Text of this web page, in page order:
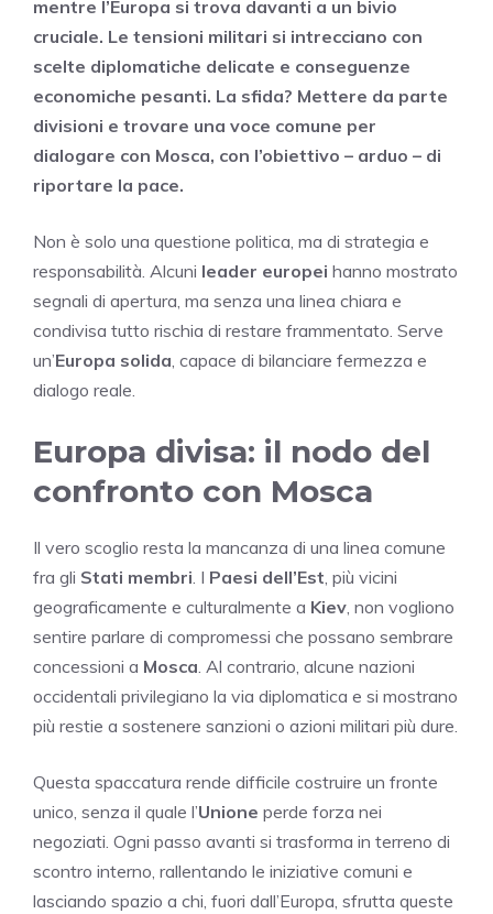
mentre l’Europa si trova davanti a un bivio
cruciale. Le tensioni militari si intrecciano con
scelte diplomatiche delicate e conseguenze
economiche pesanti. La sfida? Mettere da parte
divisioni e trovare una voce comune per
dialogare con Mosca, con l’obiettivo – arduo – di
riportare la pace.
Non è solo una questione politica, ma di strategia e
responsabilità. Alcuni leader europei hanno mostrato
segnali di apertura, ma senza una linea chiara e
condivisa tutto rischia di restare frammentato. Serve
un’Europa solida , capace di bilanciare fermezza e
dialogo reale.
Europa divisa: il nodo del
confronto con Mosca
Il vero scoglio resta la mancanza di una linea comune
fra gli Stati membri . I Paesi dell’Est , più vicini
geograficamente e culturalmente a Kiev , non vogliono
sentire parlare di compromessi che possano sembrare
concessioni a Mosca . Al contrario, alcune nazioni
occidentali privilegiano la via diplomatica e si mostrano
più restie a sostenere sanzioni o azioni militari più dure.
Questa spaccatura rende difficile costruire un fronte
unico, senza il quale l’Unione perde forza nei
negoziati. Ogni passo avanti si trasforma in terreno di
scontro interno, rallentando le iniziative comuni e
lasciando spazio a chi, fuori dall’Europa, sfrutta queste